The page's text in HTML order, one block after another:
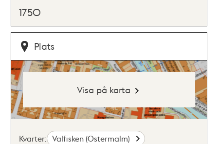
1750
Plats
Visa på karta
Kvarter: Valfisken (Östermalm)